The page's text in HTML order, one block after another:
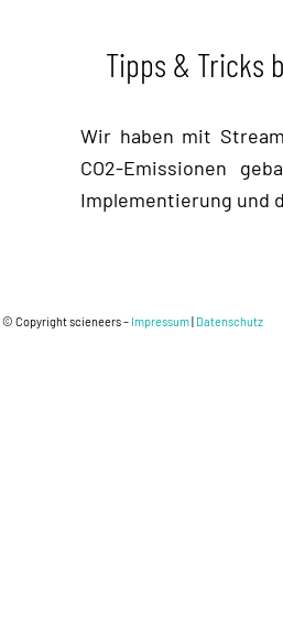
Tipps & Tricks
Wir haben mit
CO2-Emissionen
Implementierung und
© Copyright scieneers – Impressum| Datenschutz